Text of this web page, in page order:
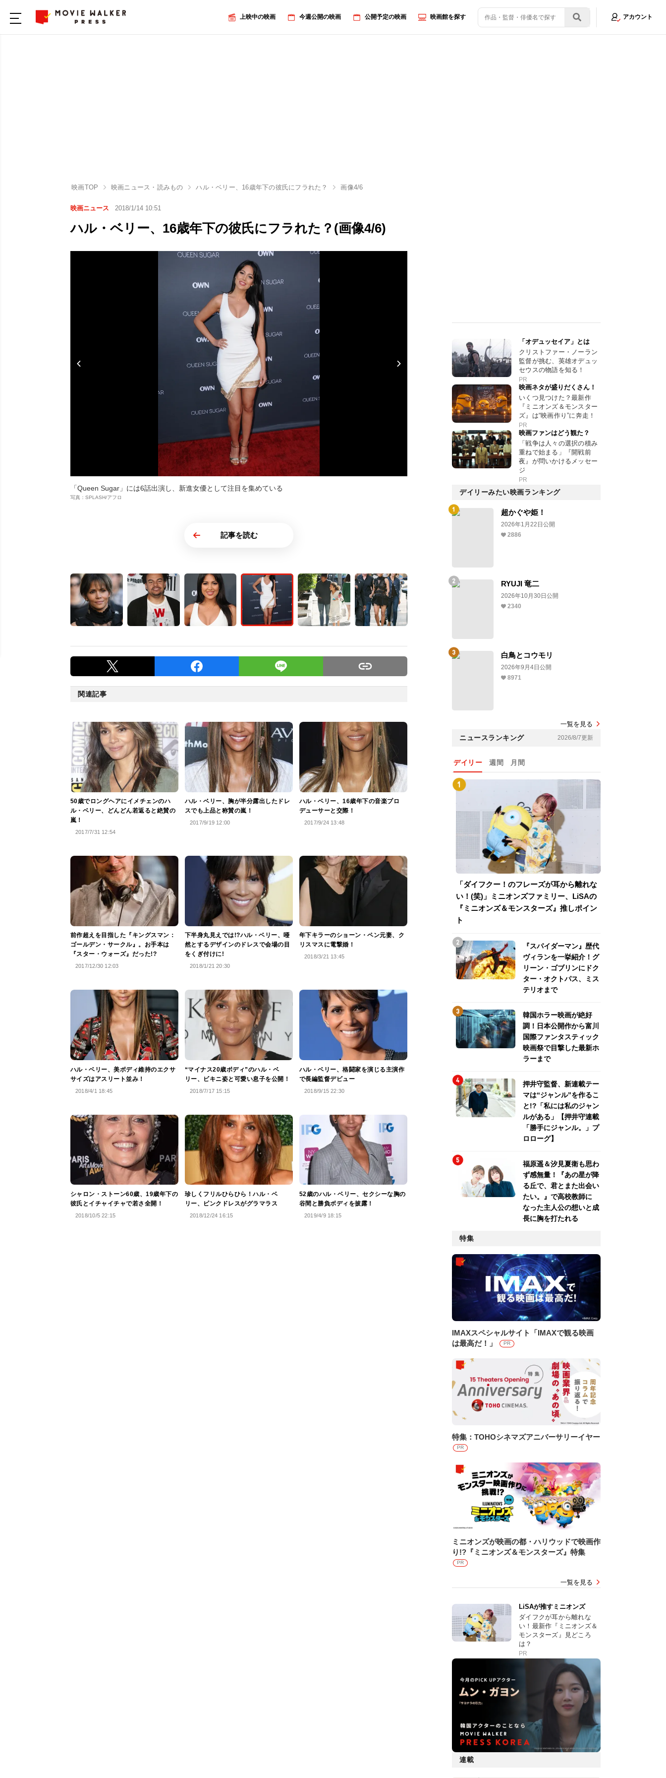
上映中の映画 今週公開の映画 公開予定の映画 映画館を探す アカウント
映画TOP 映画ニュース・読みもの ハル・ベリー、16歳年下の彼氏にフラれた？ 画像4/6
映画ニュース 2018/1/14 10:51
ハル・ベリー、16歳年下の彼氏にフラれた？(画像4/6)
「Queen Sugar」には6話出演し、新進女優として注目を集めている
写真：SPLASH/アフロ
記事を読む
関連記事
50歳でロングヘアにイメチェンのハ
ル・ベリー、どんどん若返ると絶賛の
嵐！
2017/7/31 12:54
ハル・ベリー、胸が半分露出したドレ
スでも上品と称賛の嵐！
2017/9/19 12:00
ハル・ベリー、16歳年下の音楽プロ
デューサーと交際！
2017/9/24 13:48
前作超えを目指した『キングスマン：
ゴールデン・サークル』。お手本は
『スター・ウォーズ』だった!?
2017/12/30 12:03
下半身丸見えでは!?ハル・ベリー、唖
然とするデザインのドレスで会場の目
をくぎ付けに!
2018/1/21 20:30
年下キラーのショーン・ペン元妻、ク
リスマスに電撃婚！
2018/3/21 13:45
ハル・ベリー、美ボディ維持のエクサ
サイズはアスリート並み！
2018/4/1 18:45
“マイナス20歳ボディ”のハル・ベ
リー、ビキニ姿と可愛い息子を公開！
2018/7/17 15:15
ハル・ベリー、格闘家を演じる主演作
で長編監督デビュー
2018/9/15 22:30
シャロン・ストーン60歳、19歳年下の
彼氏とイチャイチャで若さ全開！
2018/10/5 22:15
珍しくフリルひらひら！ハル・ベ
リー、ピンクドレスがグラマラス
2018/12/24 16:15
52歳のハル・ベリー、セクシーな胸の
谷間と勝負ボディを披露！
2019/4/9 18:15
「オデュッセイア」とは
クリストファー・ノーラン
監督が挑む、英雄オデュッ
セウスの物語を知る！
PR
映画ネタが盛りだくさん！
いくつ見つけた？最新作
『ミニオンズ＆モンスター
ズ』は“映画作り”に奔走！
PR
映画ファンはどう観た？
「戦争は人々の選択の積み
重ねで始まる」『開戦前
夜』が問いかけるメッセー
ジ
PR
デイリーみたい映画ランキング
超かぐや姫！
2026年1月22日公開
2886
RYUJI 竜二
2026年10月30日公開
2340
白鳥とコウモリ
2026年9月4日公開
8971
一覧を見る
ニュースランキング 2026/8/7更新
デイリー 週間 月間
「ダイフクー！のフレーズが耳から離れな
い！(笑)」ミニオンズファミリー、LiSAの
『ミニオンズ＆モンスターズ』推しポイン
ト
『スパイダーマン』歴代
ヴィランを一挙紹介！グ
リーン・ゴブリンにドク
ター・オクトパス、ミス
テリオまで
韓国ホラー映画が絶好
調！日本公開作から富川
国際ファンタスティック
映画祭で目撃した最新ホ
ラーまで
押井守監督、新連載テー
マは“ジャンル”を作るこ
と!?「私には私のジャン
ルがある」【押井守連載
「勝手にジャンル。」プ
ロローグ】
福原遥＆汐見夏衛も思わ
ず感無量！『あの星が降
る丘で、君とまた出会い
たい。』で高校教師に
なった主人公の想いと成
長に胸を打たれる
特集
IMAXスペシャルサイト「IMAXで観る映画
は最高だ！」
PR
特集：TOHOシネマズアニバーサリーイヤー
PR
ミニオンズが映画の都・ハリウッドで映画作
り!?『ミニオンズ＆モンスターズ』特集
PR
一覧を見る
LiSAが推すミニオンズ
ダイフクが耳から離れな
い！最新作『ミニオンズ＆
モンスターズ』見どころ
は？
PR
連載